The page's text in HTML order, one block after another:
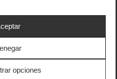
opciones
RAEE incluida en